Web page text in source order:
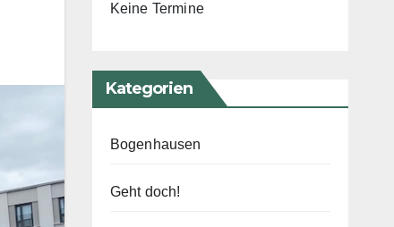
Keine Termine
Kategorien
Bogenhausen
Geht doch!